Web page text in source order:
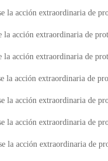
la acción extraordinaria de
la acción extraordinaria de
la acción extraordinaria de
la acción extraordinaria de
la acción extraordinaria de
la acción extraordinaria de
la acción extraordinaria de